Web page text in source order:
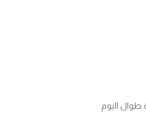
طوال اليوم